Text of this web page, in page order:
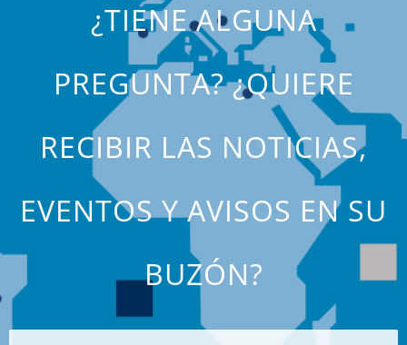
¿TIENE ALGUNA
PREGUNTA? ¿QUIERE
RECIBIR LAS NOTICIAS,
EVENTOS Y AVISOS EN SU
BUZÓN?